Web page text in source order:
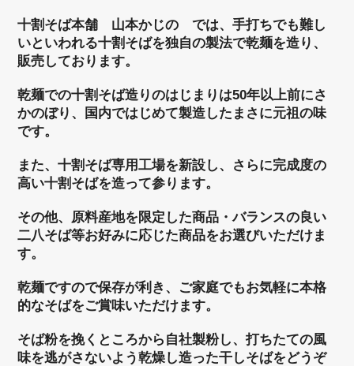
十割そば本舗 山本かじの では、手打ちでも難し
いといわれる十割そばを独自の製法で乾麺を造り、
販売しております。
乾麺での十割そば造りのはじまりは50年以上前にさ
かのぼり、国内ではじめて製造したまさに元祖の味
です。
また、十割そば専用工場を新設し、さらに完成度の
高い十割そばを造って参ります。
その他、原料産地を限定した商品・バランスの良い
二八そば等お好みに応じた商品をお選びいただけま
す。
乾麺ですので保存が利き、ご家庭でもお気軽に本格
的なそばをご賞味いただけます。
そば粉を挽くところから自社製粉し、打ちたての風
味を逃がさないよう乾燥し造った干しそばをどうぞ